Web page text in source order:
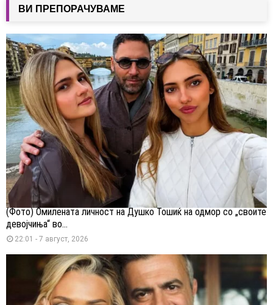
ВИ ПРЕПОРАЧУВАМЕ
(Фото) Омилената личност на Душко Тошиќ на одмор со „своите
девојчиња“ во...
22:01 - 7 август, 2026